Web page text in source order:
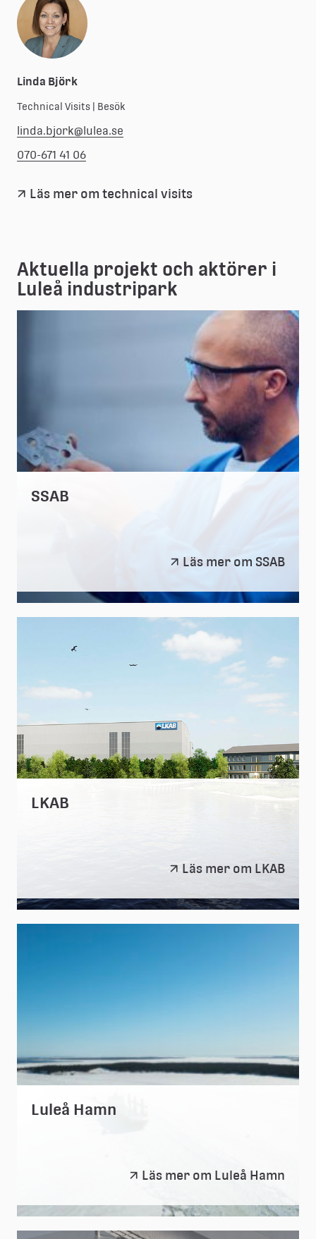
Linda Björk
Technical Visits | Besök
linda.bjork@lulea.se
070-671 41 06
Läs mer om technical visits
Aktuella projekt och aktörer i
Luleå industripark
SSAB
SSAB
Läs mer om SSAB
LKAB
LKAB
Läs mer om LKAB
Luleå Hamn
Luleå
Läs mer om Luleå Hamn